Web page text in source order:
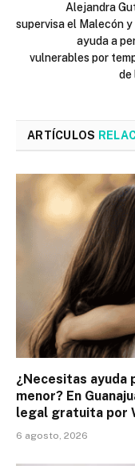
Alejandra
supervisa el Malecón y
ayuda a
vulnerables por
de
ARTÍCULOS
¿Necesitas ayuda
menor? En
legal gratuita por
6 agosto, 2026